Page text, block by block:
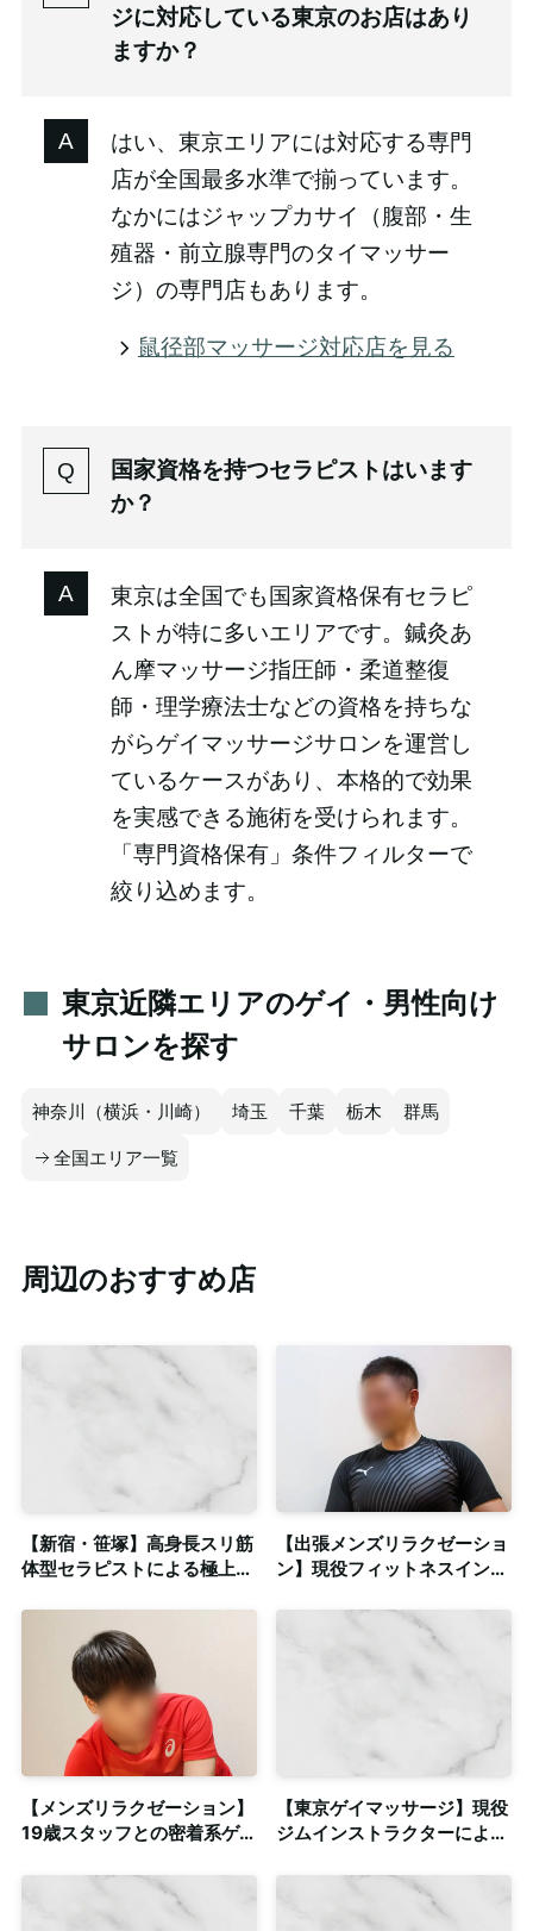
ジに対応している東京のお店はあり
ますか？
はい、東京エリアには対応する専門
店が全国最多水準で揃っています。
なかにはジャップカサイ（腹部・生
殖器・前立腺専門のタイマッサー
ジ）の専門店もあります。
鼠径部マッサージ対応店を見る
国家資格を持つセラピストはいます
か？
東京は全国でも国家資格保有セラピ
ストが特に多いエリアです。鍼灸あ
ん摩マッサージ指圧師・柔道整復
師・理学療法士などの資格を持ちな
がらゲイマッサージサロンを運営し
ているケースがあり、本格的で効果
を実感できる施術を受けられます。
「専門資格保有」条件フィルターで
絞り込めます。
東京近隣エリアのゲイ・男性向け
サロンを探す
神奈川（横浜・川崎） 埼玉 千葉 栃木 群馬
全国エリア一覧
周辺のおすすめ店
【新宿・笹塚】高身長スリ筋
体型セラピストによる極上の
ある個室も完備
【出張メンズリラクゼーショ
ン】現役フィットネスインス
セラピー資格所有◎
【メンズリラクゼーション】
19歳スタッフとの密着系ゲイ
室も完備
【東京ゲイマッサージ】現役
ジムインストラクターによる
感のある個室も完備